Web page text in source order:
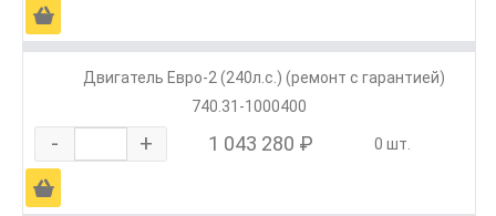
Ä
Двигатель Евро-2 (240л.с.) (ремонт с гарантией)
740.31-1000400
- + 1 043 280 ₽ 0 шт.
Ä